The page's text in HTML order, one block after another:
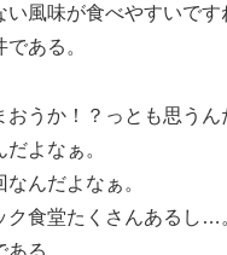
風味が食べやすいです
ある。
おうか！？っとも思うん
よなぁ。
んだよなぁ。
ク食堂たくさんあるし…
る。